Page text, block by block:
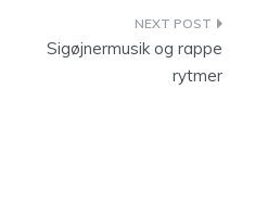
Sigøjnermusik og rappe
rytmer